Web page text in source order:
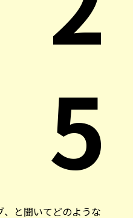
5
と聞いてどのような